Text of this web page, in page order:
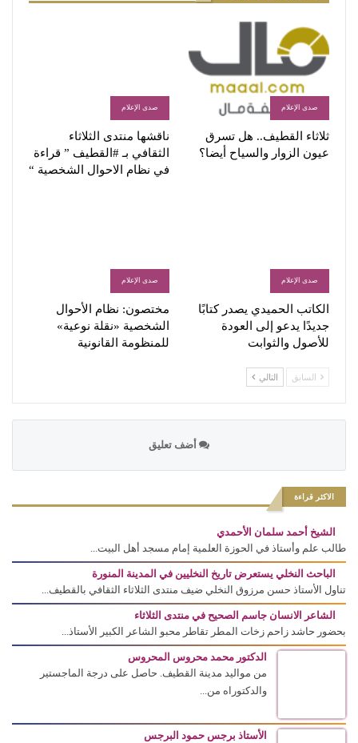
صدى الإعلام
ثلاثاء القطيف.. هل تسرق
عيون الزوار والسياح أيضا؟
صدى الإعلام
ناقشها منتدى الثلاثاء
الثقافي بـ #القطيف ” قراءة
في نظام الاحوال الشخصية “
صدى الإعلام
الكاتب الحميدي يصدر كتابًا
جديدًا يدعو إلى العودة
للأصول والثوابت
صدى الإعلام
مختصون: نظام الأحوال
الشخصية «نقلة نوعية»
للمنظومة القانونية
السابق التالي
أضف تعليق
الاكثر قراءة
الشيخ أحمد سلمان الأحمدي
طالب علم وأستاذ في الحوزة العلمية إمام مسجد أهل البيت...
الباحث النخلي يستعرض تاريخ النخليين في المدينة المنورة
تناول الأستاذ حسن مرزوق النخلي ضيف منتدى الثلاثاء الثقافي بالقطيف...
الشاعر الانسان جاسم الصحيح في منتدى الثلاثاء
بحضور حاشد زاحم زخات المطر تقاطر محبو الشاعر الكبير الأستاذ...
الدكتور محمد محروس المحروس
من مواليد مدينة القطيف. حاصل على درجة الماجستير
والدكتوراه من...
الأستاذ برجس حمود البرجس